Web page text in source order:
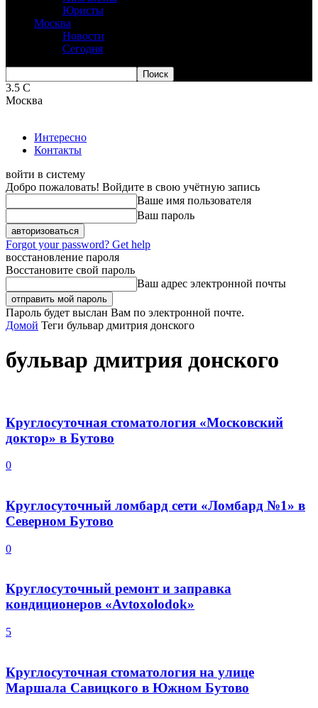
Юристы
Москва
Новости
Сегодня
3.5 C
Москва
Интересно
Контакты
войти в систему
Добро пожаловать! Войдите в свою учётную запись
Ваше имя пользователя
Ваш пароль
Forgot your password? Get help
восстановление пароля
Восстановите свой пароль
Ваш адрес электронной почты
Пароль будет выслан Вам по электронной почте.
Домой Теги бульвар дмитрия донского
бульвар дмитрия донского
Круглосуточная стоматология «Московский
доктор» в Бутово
0
Круглосуточный ломбард сети «Ломбард №1» в
Северном Бутово
0
Круглосуточный ремонт и заправка
кондиционеров «Avtoxolodok»
5
Круглосуточная стоматология на улице
Маршала Савицкого в Южном Бутово